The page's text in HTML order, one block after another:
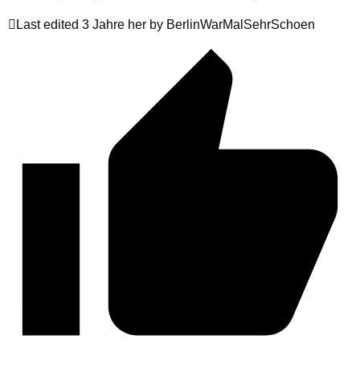
Last edited 3 Jahre her by BerlinWarMalSehrSchoen